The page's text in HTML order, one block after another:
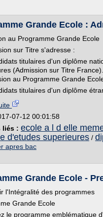
Grande Ecole :
au Programme Grande Ecole
sur Titre s'adresse :
titulaires d'un diplôme
(Admission sur Titre
au Programme Grande
titulaires d'un diplôme
07-12 00:01:58
liés : ecole a l d elle
d'etudes superieures /
apres bac
Grande Ecole -
l'Intégralité des programmes
Grande Ecole
le programme emblématique